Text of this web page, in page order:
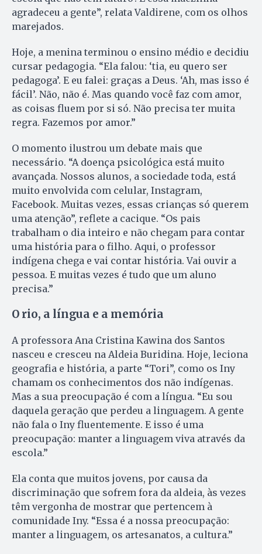
agradeceu a gente”, relata Valdirene, com os olhos
marejados.
Hoje, a menina terminou o ensino médio e decidiu
cursar pedagogia. “Ela falou: ‘tia, eu quero ser
pedagoga’. E eu falei: graças a Deus. ‘Ah, mas isso é
fácil’. Não, não é. Mas quando você faz com amor,
as coisas fluem por si só. Não precisa ter muita
regra. Fazemos por amor.”
O momento ilustrou um debate mais que
necessário. “A doença psicológica está muito
avançada. Nossos alunos, a sociedade toda, está
muito envolvida com celular, Instagram,
Facebook. Muitas vezes, essas crianças só querem
uma atenção”, reflete a cacique. “Os pais
trabalham o dia inteiro e não chegam para contar
uma história para o filho. Aqui, o professor
indígena chega e vai contar história. Vai ouvir a
pessoa. E muitas vezes é tudo que um aluno
precisa.”
O rio, a língua e a memória
A professora Ana Cristina Kawina dos Santos
nasceu e cresceu na Aldeia Buridina. Hoje, leciona
geografia e história, a parte “Tori”, como os Iny
chamam os conhecimentos dos não indígenas.
Mas a sua preocupação é com a língua. “Eu sou
daquela geração que perdeu a linguagem. A gente
não fala o Iny fluentemente. E isso é uma
preocupação: manter a linguagem viva através da
escola.”
Ela conta que muitos jovens, por causa da
discriminação que sofrem fora da aldeia, às vezes
têm vergonha de mostrar que pertencem à
comunidade Iny. “Essa é a nossa preocupação:
manter a linguagem, os artesanatos, a cultura.”